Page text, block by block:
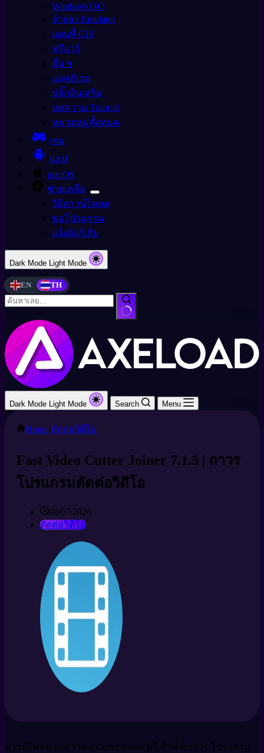
Windows ISO
จำลอง Emulator
แผนที่ GIS
ฟรีแวร์
อื่น ๆ
แอคติเวท
ปลั๊กอินเสริม
บทความ Tutorial
หมวดหมู่ทั้งหมด
เกม
แอป
macOS
ช่วยเหลือ
วิธีดาวน์โหลด
ขอโปรแกรม
แจ้งลิงก์เสีย
Dark Mode Light Mode
EN TH
Dark Mode Light Mode Search Menu
Home/ตัดต่อวิดีโอ
Fast Video Cutter Joiner 7.1.5 | ถาวร
โปรแกรมตัดต่อวิดีโอ
08/07/2026
ตัดต่อวิดีโอ
ดาวน์โหลด Fast Video Cutter Joiner ฟรี ตัวเต็มถาวร โปรแกรม